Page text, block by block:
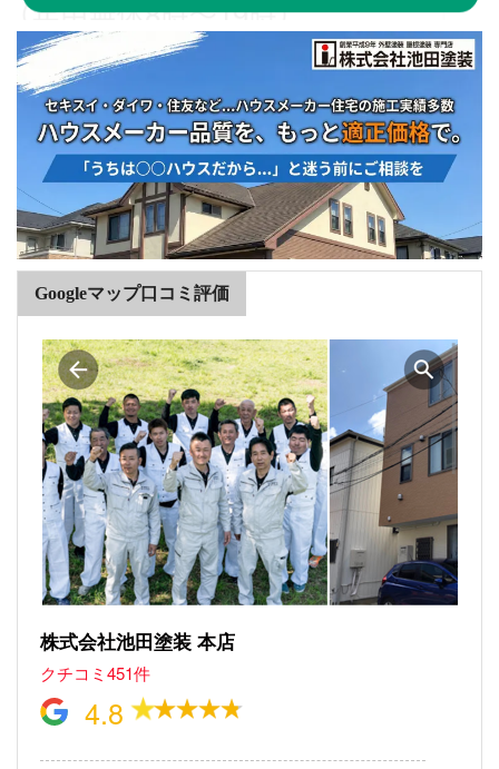
Googleマップ口コミ評価
株式会社池田塗装 本店
クチコミ451件
4.8